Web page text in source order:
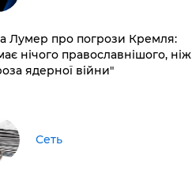
Лумер про погрози Кремля:
нічого православнішого, ніж
ядерної війни"
Сеть